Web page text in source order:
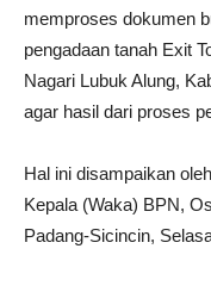
memproses dokumen
pengadaan tanah Exit
Nagari Lubuk Alung,
agar hasil dari proses
Hal ini disampaikan
Kepala (Waka) BPN,
Padang-Sicincin,